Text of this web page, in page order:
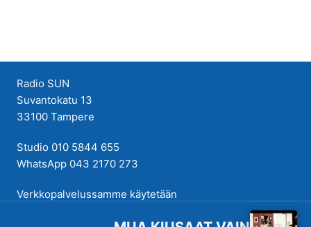
Radio SUN
Suvantokatu 13
33100 Tampere
Studio 010 5844 655
WhatsApp 043 2170 273
Verkkopalvelussamme käytetään